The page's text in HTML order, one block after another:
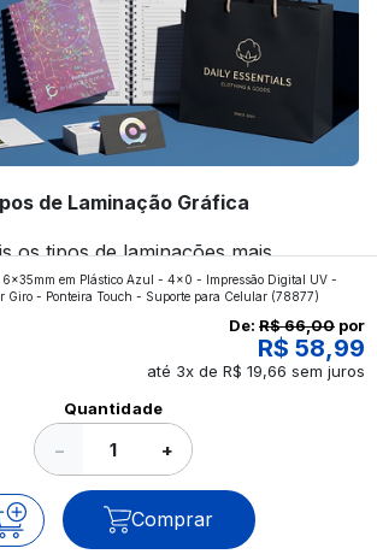
de Laminação Gráfica
os tipos de laminações mais
da gráfica FuturaIM? Então,
que vamos revelar para você!
6x35mm em Plástico Azul - 4x0 - Impressão Digital UV -
Giro - Ponteira Touch - Suporte para Celular(78877)
De: R$ 66,00 por
R$ 58,99
até 3x de R$ 19,66 sem juros
Quantidade
− +
Comprar